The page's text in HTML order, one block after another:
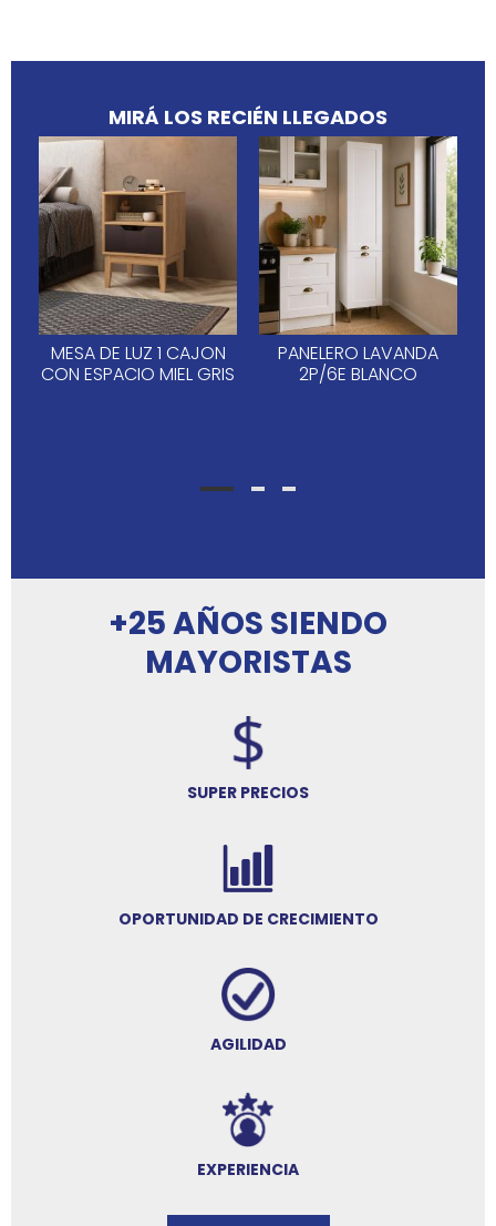
MIRÁ LOS RECIÉN LLEGADOS
MESA DE LUZ 1 CAJON
CON ESPACIO MIEL GRIS
PANELERO LAVANDA
2P/6E BLANCO
+25 AÑOS SIENDO
MAYORISTAS
SUPER PRECIOS
OPORTUNIDAD DE CRECIMIENTO
AGILIDAD
EXPERIENCIA